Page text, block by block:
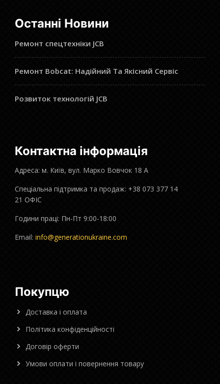
Останні Новини
Ремонт спецтехніки JCB
Ремонт Bobcat: Надійний Та Якісний Сервіс
Розвиток технологій JCB
Контактна інформація
Адреса: м. Київ, вул. Марко Вовчок 18 А
Спеціальна підтримка та продаж: +38 073 377 14
21 ОФІС
Години праці: Пн-Пт 9:00-18:00
Email: info@generationukraine.com
Покупцю
Доставка і оплата
Політика конфіденційності
Договір оферти
Умови оплати і повернення товару